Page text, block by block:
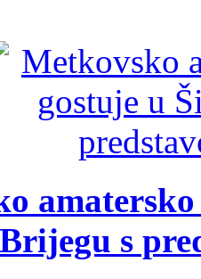
Brijegu s